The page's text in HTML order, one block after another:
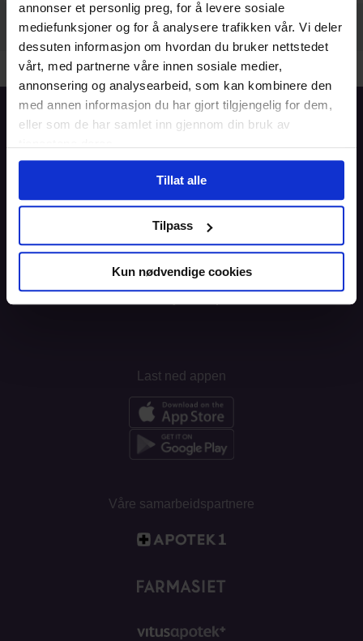
annonser et personlig preg, for å levere sosiale
mediefunksjoner og for å analysere trafikken vår. Vi deler
dessuten informasjon om hvordan du bruker nettstedet
vårt, med partnerne våre innen sosiale medier,
annonsering og analysearbeid, som kan kombinere den
med annen informasjon du har gjort tilgjengelig for dem,
eller som de har samlet inn gjennom din bruk av
Tillat alle
Tilpass
Kun nødvendige cookies
Forside
Informasjon
Brukeravtale
Informasjonskapsler
Last ned appen
Våre samarbeidspartnere